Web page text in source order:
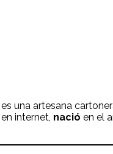
, es una artesana
internet, nació en el